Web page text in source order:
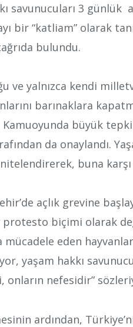
savunucuları 3 günlük
bir “katliam” olarak
bulundu.
ve yalnızca kendi
barınaklara
büyük tepki
da onaylandı.
buna karşı
açlık grevine
biçimi olarak
mücadele eden
yaşam hakkı
onların nefesidir”
ardından,